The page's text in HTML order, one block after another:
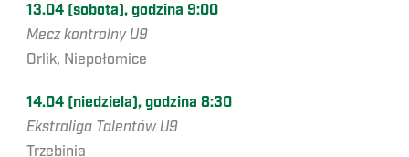
13.04 (sobota), godzina 9:00
Mecz kontrolny U9
Orlik, Niepołomice
14.04 (niedziela), godzina 8:30
Ekstraliga Talentów U9
Trzebinia